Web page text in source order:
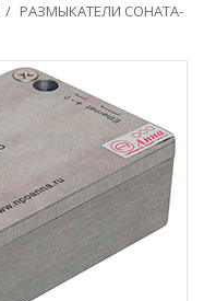
РАЗМЫКАТЕЛИ СОНАТА-